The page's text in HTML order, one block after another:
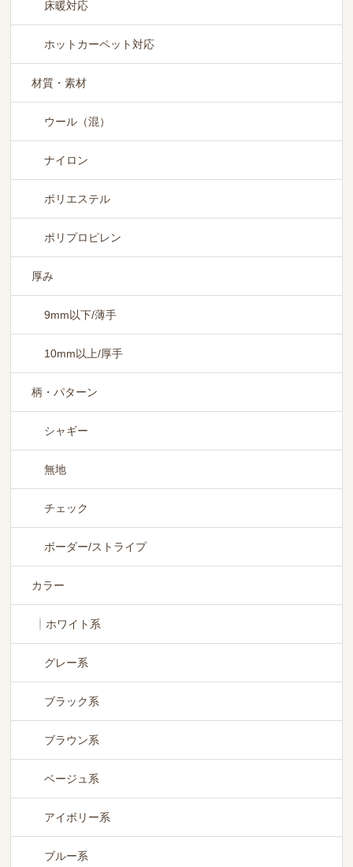
床暖対応
ホットカーペット対応
材質・素材
ウール（混）
ナイロン
ポリエステル
ポリプロピレン
厚み
9mm以下/薄手
10mm以上/厚手
柄・パターン
シャギー
無地
チェック
ボーダー/ストライプ
カラー
ホワイト系
グレー系
ブラック系
ブラウン系
ベージュ系
アイボリー系
ブルー系